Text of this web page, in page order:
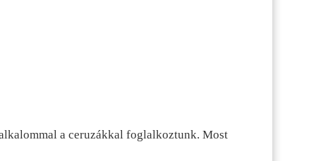
a ceruzákkal foglalkoztunk. Most